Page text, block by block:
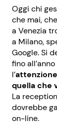
Oggi chi
che mai,
a Venezia
a Milano,
Google. Si
fino
l’
quella che
La
dovrebbe
on-line.